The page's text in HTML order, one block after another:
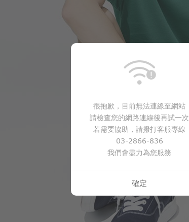
很抱歉，目前無法連線至網站
請檢查您的網路連線後再試一次
若需要協助，請撥打客服專線
03-2866-836
我們會盡力為您服務
確定